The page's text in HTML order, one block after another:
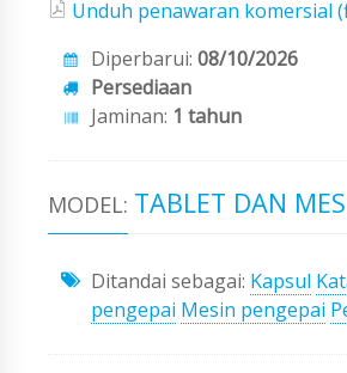
Unduh penawaran komersial
Diperbarui: 08/10/2026
Persediaan
Jaminan: 1 tahun
MODEL: TABLET DAN
Ditandai sebagai: Kapsul
pengepai Mesin pengepai